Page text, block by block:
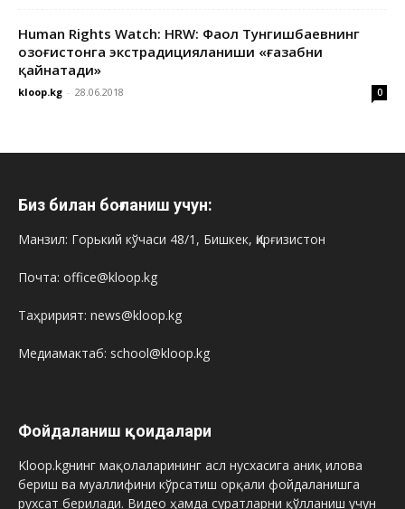
Human Rights Watch: HRW: Фаол Тунгишбаевнинг
Қозоғистонга экстрадицияланиши «ғазабни
қайнатади»
kloop.kg - 28.06.2018 0
Биз билан боғланиш учун:
Манзил: Горький кўчаси 48/1, Бишкек, Қирғизистон
Почта: office@kloop.kg
Таҳририят: news@kloop.kg
Медиамактаб: school@kloop.kg
Фойдаланиш қоидалари
Kloop.kgнинг мақолаларининг асл нусхасига аниқ илова
бериш ва муаллифини кўрсатиш орқали фойдаланишга
рухсат берилади. Видео ҳамда суратларни қўлланиш учун